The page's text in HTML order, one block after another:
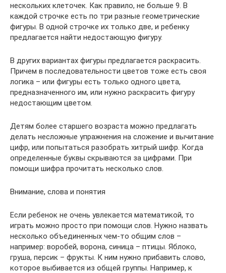
нескольких клеточек. Как правило, не больше 9. В
каждой строчке есть по три разные геометрические
фигуры. В одной строчке их только две, и ребенку
предлагается найти недостающую фигуру.
В других вариантах фигуры предлагается раскрасить.
Причем в последовательности цветов тоже есть своя
логика – или фигуры есть только одного цвета,
предназначенного им, или нужно раскрасить фигуру
недостающим цветом.
Детям более старшего возраста можно предлагать
делать несложные упражнения на сложение и вычитание
цифр, или попытаться разобрать хитрый шифр. Когда
определенные буквы скрываются за цифрами. При
помощи шифра прочитать несколько слов.
Внимание, слова и понятия
Если ребенок не очень увлекается математикой, то
играть можно просто при помощи слов. Нужно назвать
несколько объединенных чем-то общим слов –
например: воробей, ворона, синица – птицы. Яблоко,
груша, персик – фрукты. К ним нужно прибавить слово,
которое выбивается из общей группы. Например, к